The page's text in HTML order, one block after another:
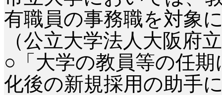
有職員の事務職を対象
（公立大学法人大阪府
○「大学の教員等の任
化後の新規採用の助手